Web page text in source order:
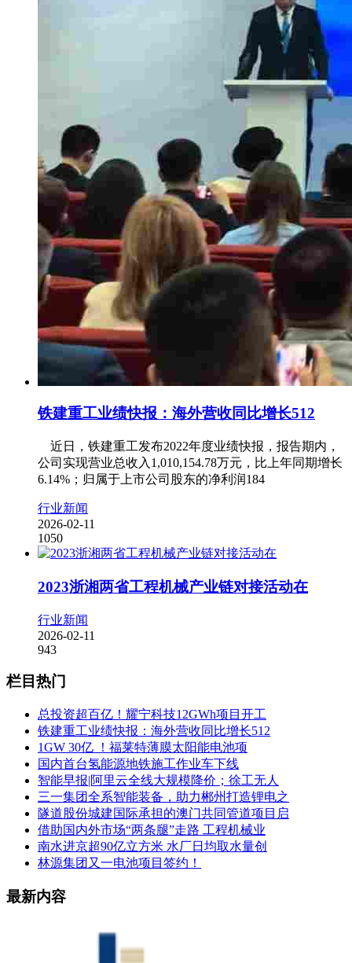
铁建重工业绩快报：海外营收同比增长512
近日，铁建重工发布2022年度业绩快报，报告期内，
公司实现营业总收入1,010,154.78万元，比上年同期增长
6.14%；归属于上市公司股东的净利润184
行业新闻
2026-02-11
1050
2023浙湘两省工程机械产业链对接活动在
行业新闻
2026-02-11
943
栏目热门
总投资超百亿！耀宁科技12GWh项目开工
铁建重工业绩快报：海外营收同比增长512
1GW 30亿 ！福莱特薄膜太阳能电池项
国内首台氢能源地铁施工作业车下线
智能早报|阿里云全线大规模降价；徐工无人
三一集团全系智能装备，助力郴州打造锂电之
隧道股份城建国际承担的澳门共同管道项目启
借助国内外市场“两条腿”走路 工程机械业
南水进京超90亿立方米 水厂日均取水量创
林源集团又一电池项目签约！
最新内容